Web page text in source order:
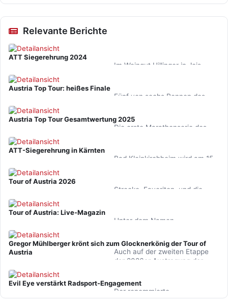
Relevante Berichte
ATT Siegerehrung 2024
Im Weingut Hillinger in Jois
Tour geehrt.
Austria Top Tour: heißes Finale
Fünf von sechs Rennen des
rüsten für das große…
Austria Top Tour Gesamtwertung 2025
Die erste Marathonserie des
holten sich die…
ATT-Siegerehrung in Kärnten
Bad Kleinkirchheim wird am 15.
die Ehrennadeln werden…
Tour of Austria 2026
Strecke, Favoriten, und die
Ausgabe der Tour of…
Tour of Austria: Live-Magazin
Unter dem Namen
monatliches Fernseh- und
Online-Format.…
Gregor Mühlberger krönt sich zum Glocknerkönig der Tour of
Austria
Auch auf der zweiten Etappe
der 2026er Austragung der
Evil Eye verstärkt Radsport-Engagement
Der renommierte
österreichische Sportbrillen-